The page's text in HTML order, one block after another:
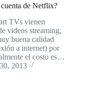
de Netflix?
TVs vienen
videos streaming,
buena calidad
a internet) por
el costo es…
2013